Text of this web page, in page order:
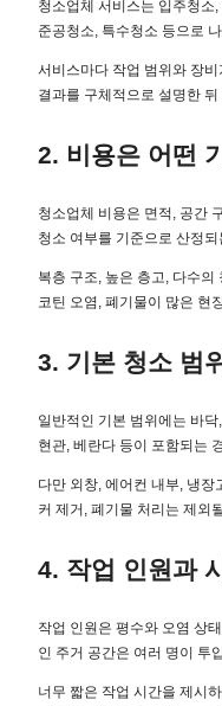
청소업체 서비스는 입주청소
준공청소, 특수청소 등으로
서비스마다 작업 범위와 장
결과를 구체적으로 설명한
2. 비용은 어떤
청소업체 비용은 면적, 공간
청소 여부를 기준으로 산정
복층 구조, 높은 층고, 다수의
코틴 오염, 폐기물이 많은 현
3. 기본 청소 범
일반적인 기본 범위에는 바
현관, 베란다 등이 포함되는
다만 외창, 에어컨 내부, 냉장
커 제거, 폐기물 처리는 제외
4. 작업 인원과
작업 인원은 평수와 오염 상
인 주거 공간은 여러 명이 투
너무 짧은 작업 시간을 제시